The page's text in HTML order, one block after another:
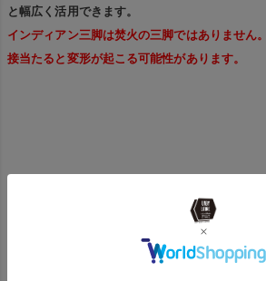
と幅広く活用できます。
インディアン三脚は焚火の三脚ではありません
接当たると変形が起こる可能性があります。